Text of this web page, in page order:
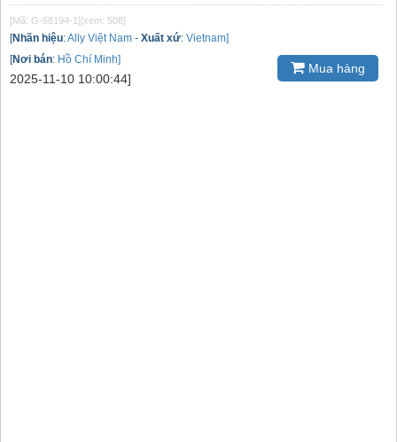
[Mã: G-68194-1][xem: 508]
[Nhãn hiệu:Ally Việt Nam - Xuất xứ: Vietnam]
[Nơi bán: Hồ Chí Minh]
2025-11-10 10:00:44]
Mua hàng